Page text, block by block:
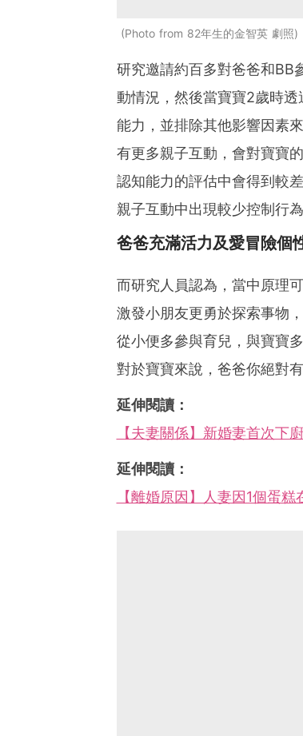
Photo from 82年生的金智英 劇照
研究邀請約百多對爸爸和BB
動情況，然後當寶寶2歲時
能力，並排除其他影響因素
有更多親子互動，會對寶寶
認知能力的評估中會得到較
親子互動中出現較少控制行
爸爸充滿活力及愛冒險個
而研究人員認為，當中原理
激發小朋友更勇於探索事物
從小便多參與育兒，與寶寶
對於寶寶來說，爸爸你絕對
延伸閱讀：
【夫妻關係】新婚妻首次
延伸閱讀：
【離婚原因】人妻因1個蛋